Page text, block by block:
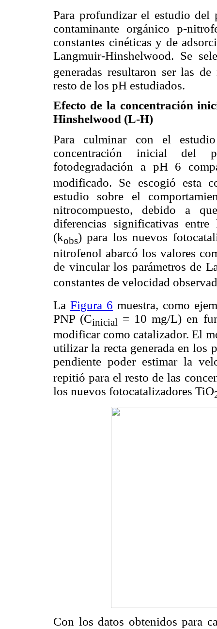
Para profundizar el estudio del
contaminante orgánico p-
constantes cinéticas y de
Langmuir-Hinshelwood. Se
generadas resultaron ser las
resto de los pH estudiados.
Efecto de la concentración
Hinshelwood (L-H)
Para culminar con el
concentración inicial del
fotodegradación a pH 6
modificado. Se escogió esta
estudio sobre el
nitrocompuesto, debido a
diferencias significativas entre
(kobs) para los nuevos
nitrofenol abarcó los valores
de vincular los parámetros de
constantes de velocidad
LaFigura 6 muestra, como
PNP (Cinicial = 10 mg/L) en
modificar como catalizador. El
utilizar la recta generada en los
pendiente poder estimar la
repitió para el resto de las
los nuevos fotocatalizadores TiO
Con los datos obtenidos para